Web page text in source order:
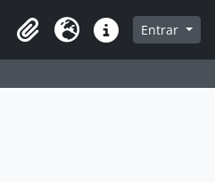
Clipboard
Idioma Atalhos Entrar